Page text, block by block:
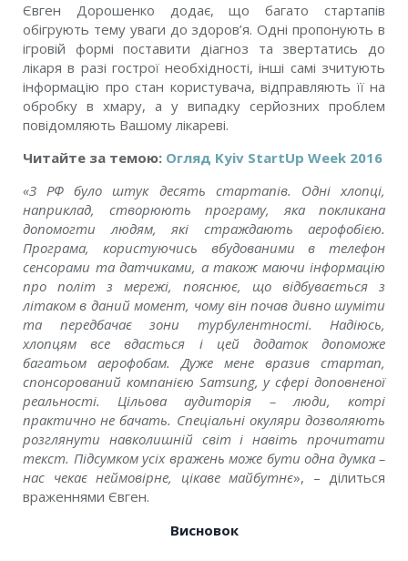
Євген Дорошенко додає, що багато стартапів
обігрують тему уваги до здоров’я. Одні пропонують в
ігровій формі поставити діагноз та звертатись до
лікаря в разі гострої необхідності, інші самі зчитують
інформацію про стан користувача, відправляють її на
обробку в хмару, а у випадку серйозних проблем
повідомляють Вашому лікареві.
Читайте за темою: Огляд Kyiv StartUp Week 2016
«З РФ було штук десять стартапів. Одні хлопці,
наприклад, створюють програму, яка покликана
допомогти людям, які страждають аерофобією.
Програма, користуючись вбудованими в телефон
сенсорами та датчиками, а також маючи інформацію
про політ з мережі, пояснює, що відбувається з
літаком в даний момент, чому він почав дивно шуміти
та передбачає зони турбулентності. Надіюсь,
хлопцям все вдасться і цей додаток допоможе
багатьом аерофобам. Дуже мене вразив стартап,
спонсорований компанією Samsung, у сфері доповненої
реальності. Цільова аудиторія – люди, котрі
практично не бачать. Спеціальні окуляри дозволяють
розглянути навколишній світ і навіть прочитати
текст. Підсумком усіх вражень може бути одна думка –
нас чекає неймовірне, цікаве майбутнє», – ділиться
враженнями Євген.
Висновок